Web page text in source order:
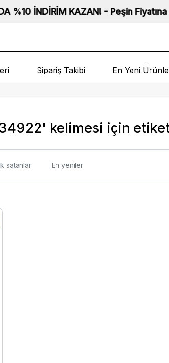
İNDİRİM KAZAN! - Peşin Fiyatına 2
Sipariş Takibi En Yeni
kelimesi için etiket
satanlar En yeniler